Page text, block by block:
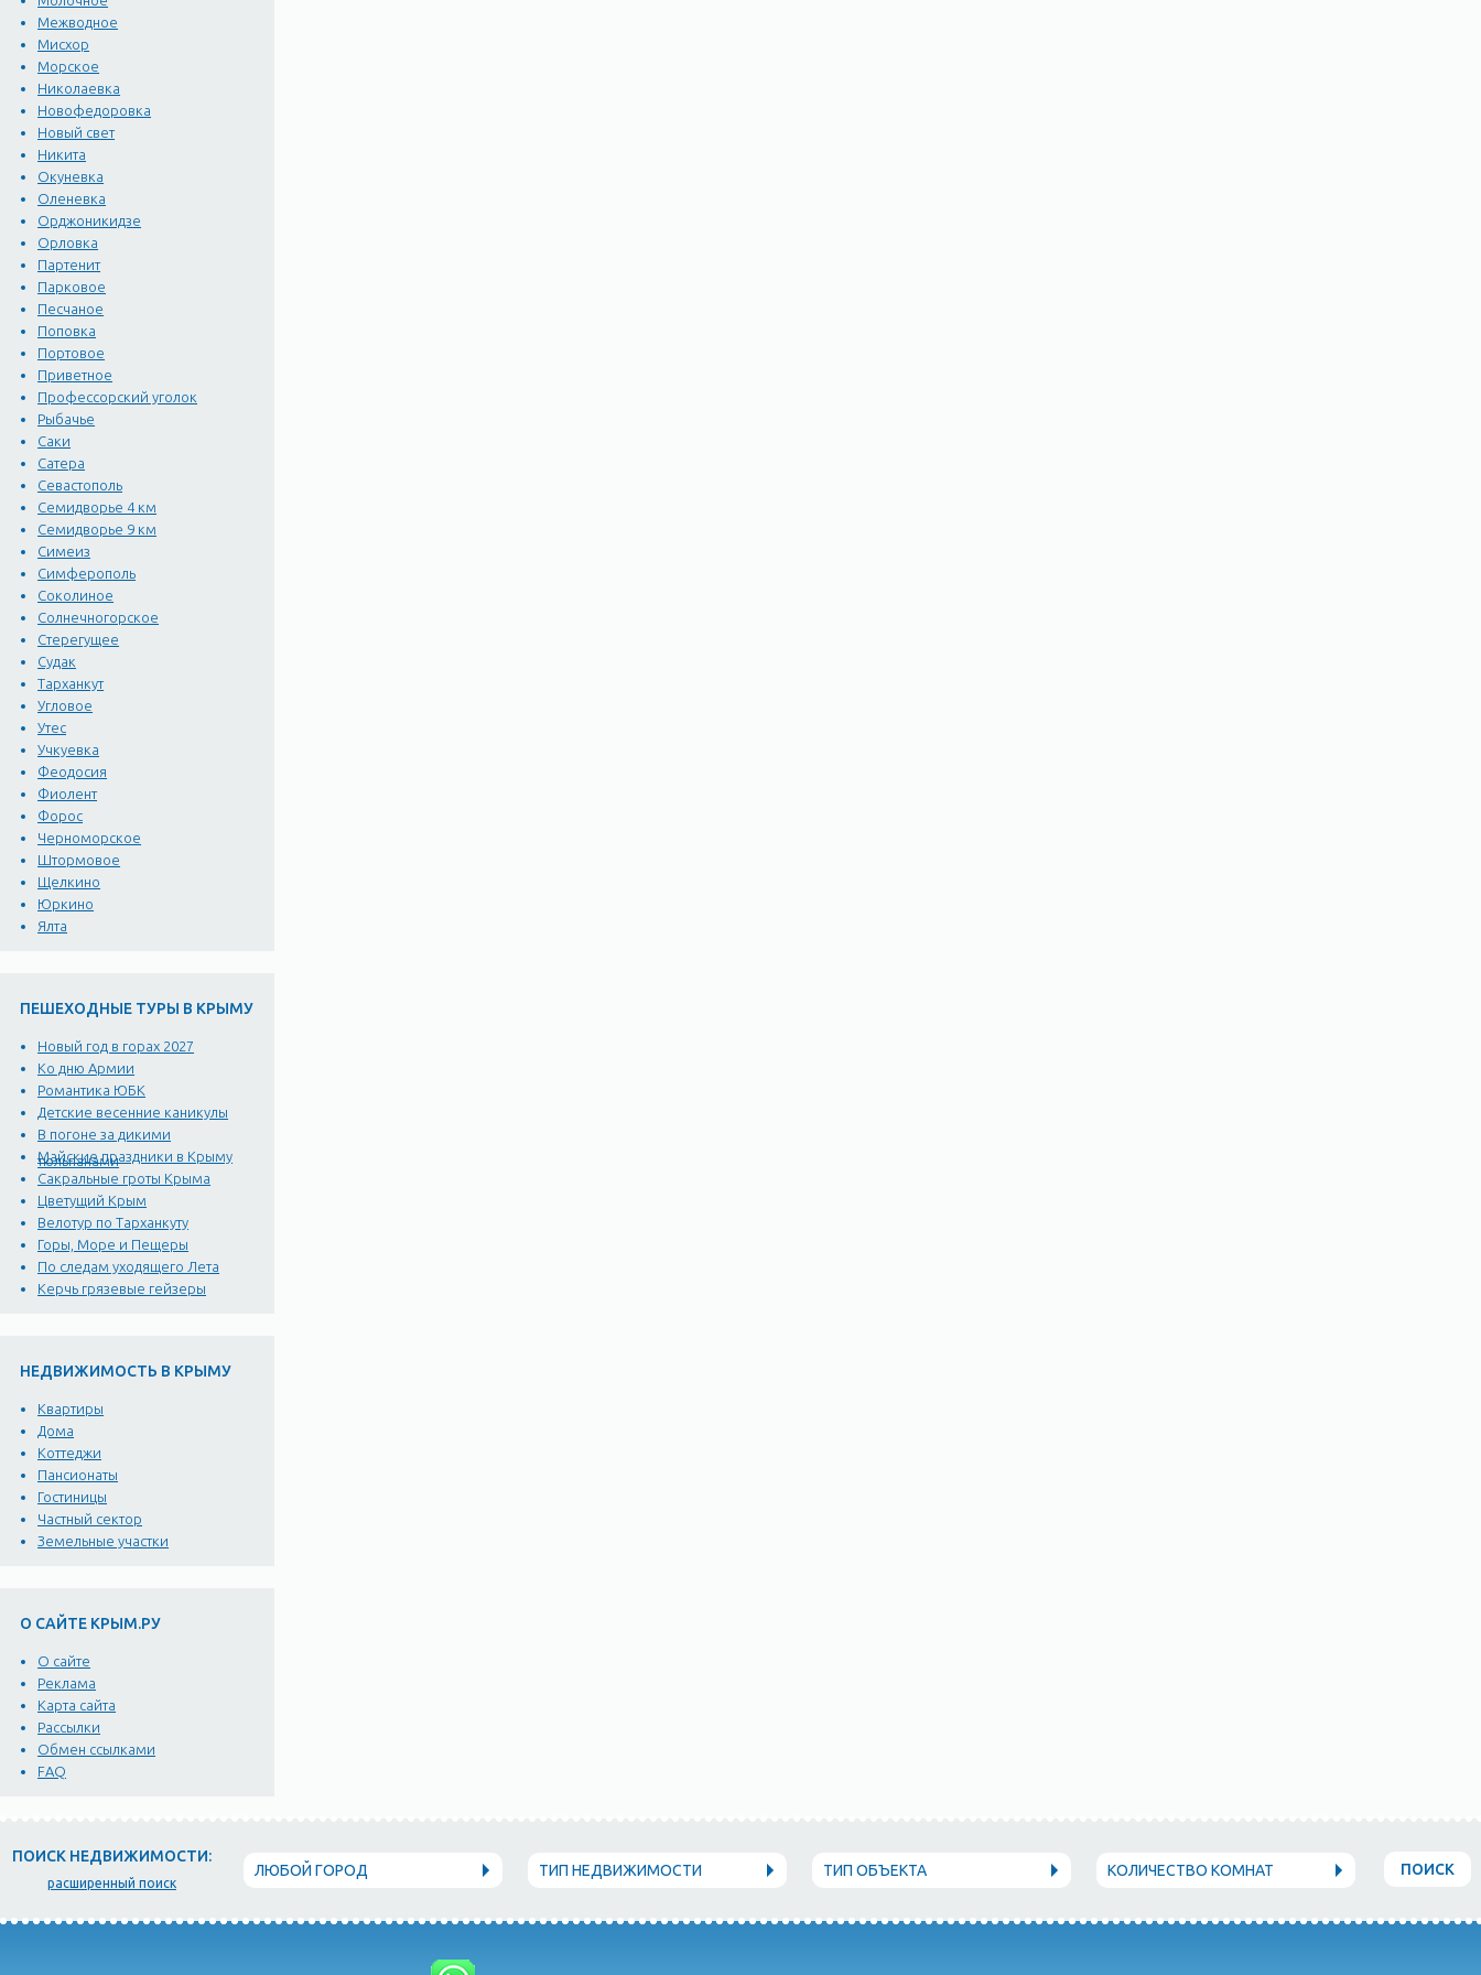
Межводное
Мисхор
Морское
Николаевка
Новофедоровка
Новый свет
Никита
Окуневка
Оленевка
Орджоникидзе
Орловка
Партенит
Парковое
Песчаное
Поповка
Портовое
Приветное
Профессорский уголок
Рыбачье
Саки
Сатера
Севастополь
Семидворье 4 км
Семидворье 9 км
Симеиз
Симферополь
Соколиное
Солнечногорское
Стерегущее
Судак
Тарханкут
Угловое
Утес
Учкуевка
Феодосия
Фиолент
Форос
Черноморское
Штормовое
Щелкино
Юркино
Ялта
ПЕШЕХОДНЫЕ ТУРЫ В КРЫМУ
Новый год в горах 2027
Ко дню Армии
Романтика ЮБК
Детские весенние каникулы
В погоне за дикими
тюльпанами
Майские праздники в Крыму
Сакральные гроты Крыма
Цветущий Крым
Велотур по Тарханкуту
Горы, Море и Пещеры
По следам уходящего Лета
Керчь грязевые гейзеры
НЕДВИЖИМОСТЬ В КРЫМУ
Квартиры
Дома
Коттеджи
Пансионаты
Гостиницы
Частный сектор
Земельные участки
О САЙТЕ КРЫМ.РУ
О сайте
Реклама
Карта сайта
Рассылки
Обмен ссылками
FAQ
ПОИСК НЕДВИЖИМОСТИ:
расширенный поиск
ЛЮБОЙ ГОРОД ТИП НЕДВИЖИМОСТИ ТИП ОБЪЕКТА КОЛИЧЕСТВО КОМНАТ ПОИСК